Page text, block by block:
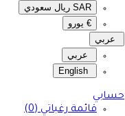
SAR ريال سعودي
€ يورو
عربي
عربي
حسابي
قائمة رغباتي (0)